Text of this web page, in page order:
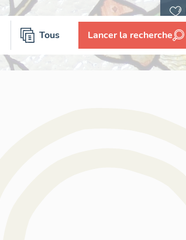
Tous Lancer la recherche